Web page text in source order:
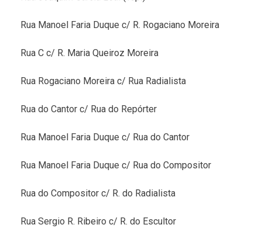
Rua Manoel Faria Duque c/ R. Rogaciano Moreira
Rua C c/ R. Maria Queiroz Moreira
Rua Rogaciano Moreira c/ Rua Radialista
Rua do Cantor c/ Rua do Repórter
Rua Manoel Faria Duque c/ Rua do Cantor
Rua Manoel Faria Duque c/ Rua do Compositor
Rua do Compositor c/ R. do Radialista
Rua Sergio R. Ribeiro c/ R. do Escultor